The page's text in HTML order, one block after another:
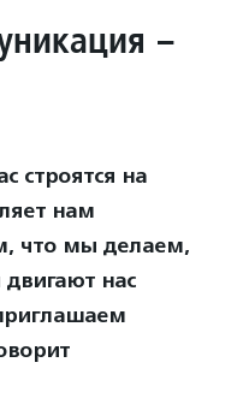
–
строятся на
нам
что мы делаем,
нас